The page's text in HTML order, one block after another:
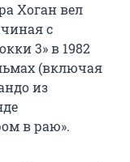
Хоган вел
с
3» в 1982
(включая
из
в раю».